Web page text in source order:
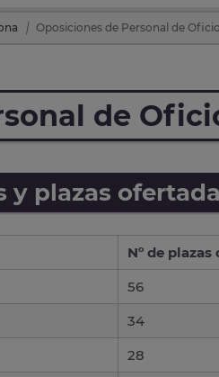
Oposiciones de Personal de
de
y plazas
Nº de
56
34
28